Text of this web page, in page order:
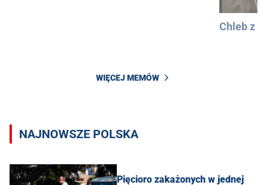
Chleb z
WIĘCEJ MEMÓW
NAJNOWSZE POLSKA
Pięcioro zakażonych w jednej